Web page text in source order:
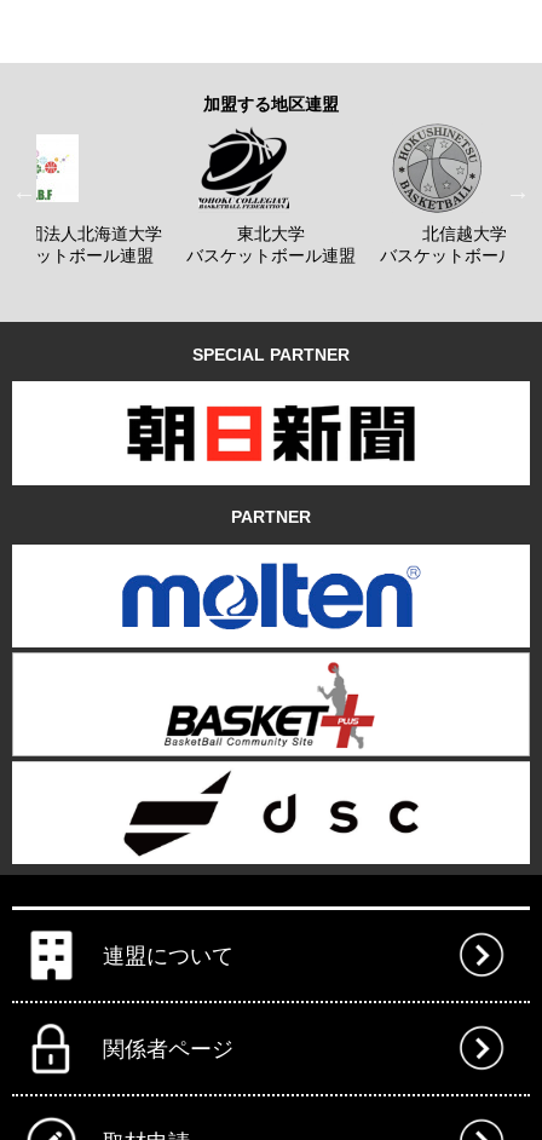
加盟する地区連盟
社団法人北海道大学
ケットボール連盟
東北大学
バスケットボール連盟
北信越大学
バスケットボール連
SPECIAL PARTNER
PARTNER
連盟について
関係者ページ